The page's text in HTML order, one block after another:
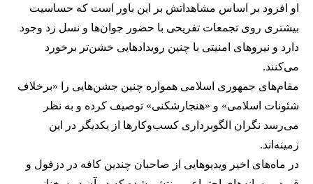
او افزود بر اساس مشاهداتش بر این باور است که حساسیت
بیشتری روی تجمعات تفریحی با حضور جوان‌ها و نسل زد وجود
دارد و نیروهای امنیتی با چنین رویدادهایی خشن‌تر برخورد
می‌کنند.
مقام‌های جمهوری اسلامی همواره چنین جشن‌هایی را «برخلاف
شئونات اسلامی» و «هنجارشکنی» توصیف کرده و به نظر
می‌رسد نگران الگوبرداری کسب‌وکارها از یکدیگر در این
زمینه‌اند.
در ماه‌های اخیر ویدیوهایی از صاحبان چندین کافه در دزفول و